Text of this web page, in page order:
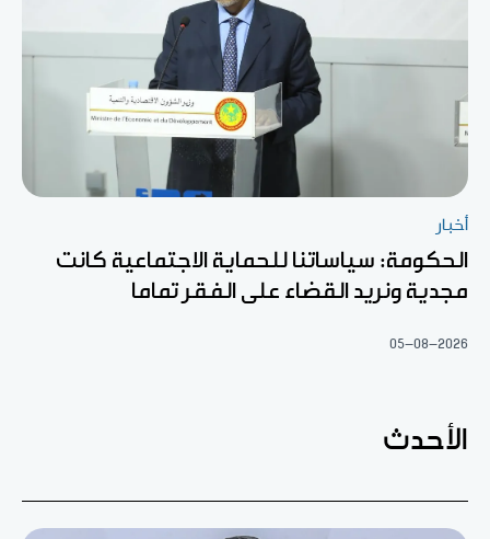
أخبار
الحكومة: سياساتنا للحماية الاجتماعية كانت
مجدية ونريد القضاء على الفقر تماما
05-08-2026
الأحدث